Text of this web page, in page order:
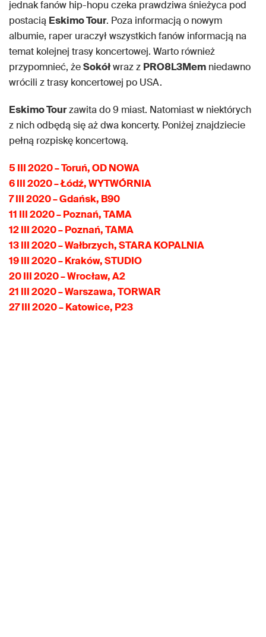
jednak fanów hip-hopu czeka prawdziwa śnieżyca pod
postacią Eskimo Tour. Poza informacją o nowym
albumie, raper uraczył wszystkich fanów informacją na
temat kolejnej trasy koncertowej. Warto również
przypomnieć, żeSokółwraz z PRO8L3Mem niedawno
wrócili z trasy koncertowej po USA.
Eskimo Tourzawita do 9 miast. Natomiast w niektórych
z nich odbędą się aż dwa koncerty. Poniżej znajdziecie
pełną rozpiskę koncertową.
5 III 2020 – Toruń, OD NOWA
6 III 2020 – Łódź, WYTWÓRNIA
7 III 2020 – Gdańsk, B90
11 III 2020 – Poznań, TAMA
12 III 2020 – Poznań, TAMA
13 III 2020 – Wałbrzych, STARA KOPALNIA
19 III 2020 – Kraków, STUDIO
20 III 2020 – Wrocław, A2
21 III 2020 – Warszawa, TORWAR
27 III 2020 – Katowice, P23